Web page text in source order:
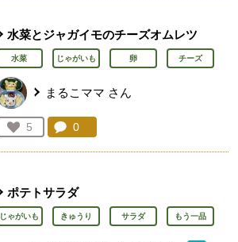
水菜とジャガイモのチーズオムレツ
水菜 じゃがいも 卵 チーズ
まるこママ さん
お気に入り登録：
5
人が登録
コメント：
0
ポテトサラダ
じゃがいも きゅうり サラダ もう一品